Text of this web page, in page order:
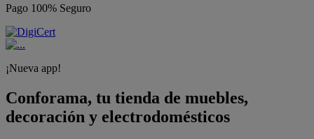
Pago 100% Seguro
¡Nueva app!
Conforama, tu tienda de muebles,
decoración y electrodomésticos